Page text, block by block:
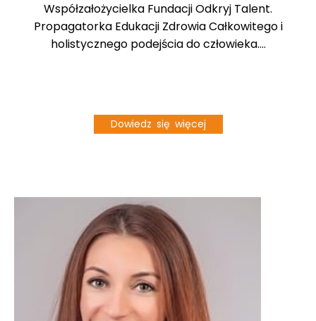
Współzałożycielka Fundacji Odkryj Talent.
Propagatorka Edukacji Zdrowia Całkowitego i
holistycznego podejścia do człowieka....
Dowiedz się więcej